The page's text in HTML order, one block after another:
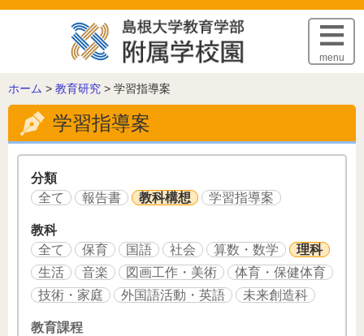
このページの本文へ
menu
こ
の
ー
ジ
ホーム > 教育研究 > 学習指導案
学習指導案
分類
全て
報告書 教科構想 学習指導案
教科
全て
保育 国語 社会 算数・数学
理科
生活
音楽 図画工作・美術
体育・保健体育
技術・家庭
外国語活動・英語 未来創造科
教育課程